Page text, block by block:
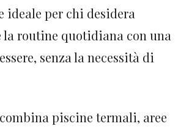
ideale per chi desidera
routine quotidiana con una
senza la necessità di
combina piscine termali, aree